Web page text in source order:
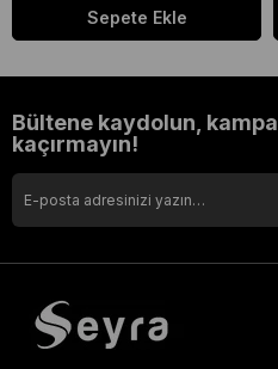
Sepete Ekle
Bültene kaydolun,
kaçırmayın!